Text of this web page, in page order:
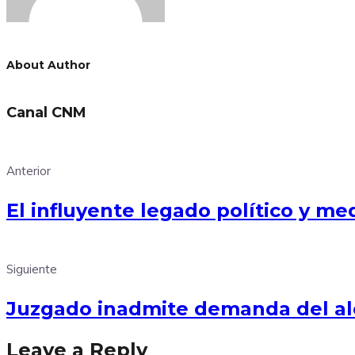
About Author
Canal CNM
Anterior
El influyente legado político y
Siguiente
Juzgado inadmite demanda del
Leave a Reply